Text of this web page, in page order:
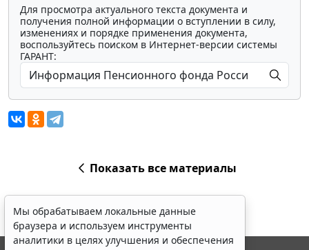
Для просмотра актуального текста документа и
получения полной информации о вступлении в силу,
изменениях и порядке применения документа,
воспользуйтесь поиском в Интернет-версии системы
ГАРАНТ:
Показать все материалы
Мы обрабатываем локальные данные
браузера и используем инструменты
аналитики в целях улучшения и обеспечения